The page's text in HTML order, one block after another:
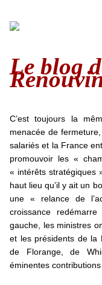
Le blog
C’est toujours la
menacée de
salariés et la France
promouvoir les «
« intérêts stratégiques
haut lieu qu’il y ait un
une « relance de
croissance
gauche, les ministres
et les présidents de la
de Florange, de
éminentes